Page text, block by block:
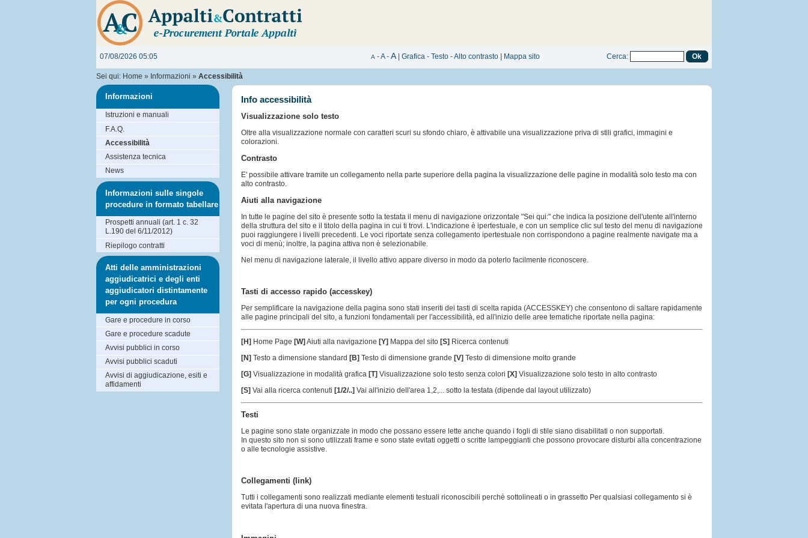
07/08/2026 05:05 Cerca:
A -A - A Grafica - Testo -Alto contrasto Mappa sito
Sei qui: Home » Informazioni » Accessibilità
Info accessibilità
Visualizzazione solo testo
Oltre alla visualizzazione normale con caratteri scuri su sfondo chiaro, è attivabile una visualizzazione priva di stili grafici, immagini e
colorazioni.
Contrasto
E' possibile attivare tramite un collegamento nella parte superiore della pagina la visualizzazione delle pagine in modalità solo testo ma con
alto contrasto.
Aiuti alla navigazione
In tutte le pagine del sito è presente sotto la testata il menu di navigazione orizzontale "Sei qui:" che indica la posizione dell'utente all'interno
della struttura del sito e il titolo della pagina in cui ti trovi. L'indicazione è ipertestuale, e con un semplice clic sul testo del menu di navigazione
puoi raggiungere i livelli precedenti. Le voci riportate senza collegamento ipertestuale non corrispondono a pagine realmente navigate ma a
voci di menù; inoltre, la pagina attiva non è selezionabile.
Nel menu di navigazione laterale, il livello attivo appare diverso in modo da poterlo facilmente riconoscere.
Tasti di accesso rapido (accesskey)
Per semplificare la navigazione della pagina sono stati inseriti dei tasti di scelta rapida (ACCESSKEY) che consentono di saltare rapidamente
alle pagine principali del sito, a funzioni fondamentali per l'accessibilità, ed all'inizio delle aree tematiche riportate nella pagina:
[H] Home Page [W] Aiuti alla navigazione [Y] Mappa del sito [S] Ricerca contenuti
[N] Testo a dimensione standard [B] Testo di dimensione grande [V] Testo di dimensione molto grande
[G] Visualizzazione in modalità grafica [T] Visualizzazione solo testo senza colori [X] Visualizzazione solo testo in alto contrasto
[S] Vai alla ricerca contenuti [1/2/..] Vai all'inizio dell'area 1,2,... sotto la testata (dipende dal layout utilizzato)
Testi
Le pagine sono state organizzate in modo che possano essere lette anche quando i fogli di stile siano disabilitati o non supportati.
In questo sito non si sono utilizzati frame e sono state evitati oggetti o scritte lampeggianti che possono provocare disturbi alla concentrazione
o alle tecnologie assistive.
Collegamenti (link)
Tutti i collegamenti sono realizzati mediante elementi testuali riconoscibili perchè sottolineati o in grassetto Per qualsiasi collegamento si è
evitata l'apertura di una nuova finestra.
Informazioni
Istruzioni e manuali
F.A.Q.
Accessibilità
Assistenza tecnica
News
Informazioni sulle singole
procedure in formato tabellare
Prospetti annuali (art. 1 c. 32
L.190 del 6/11/2012)
Riepilogo contratti
Atti delle amministrazioni
aggiudicatrici e degli enti
aggiudicatori distintamente
per ogni procedura
Gare e procedure in corso
Gare e procedure scadute
Avvisi pubblici in corso
Avvisi pubblici scaduti
Avvisi di aggiudicazione, esiti e
affidamenti